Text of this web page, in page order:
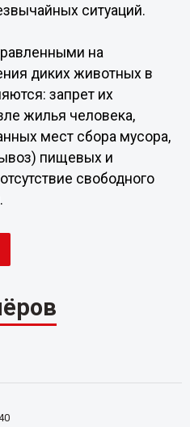
ситуаций.
на
диких животных в
запрет их
жилья человека,
мест сбора мусора,
пищевых и
свободного